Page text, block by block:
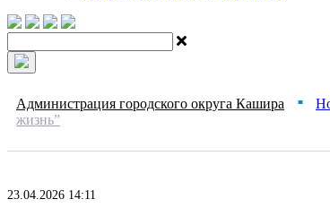
Администрация городского округа Кашира ■
жизнь”
23.04.2026 14:11